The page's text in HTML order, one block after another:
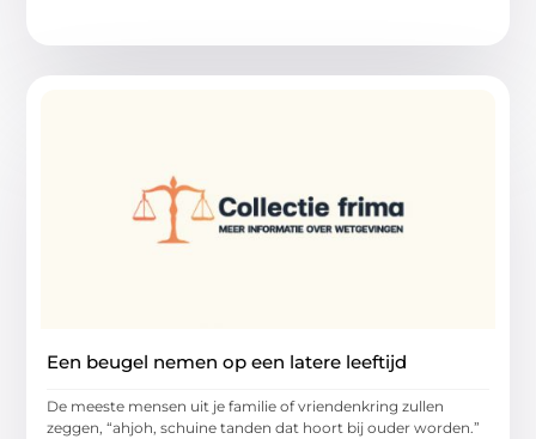
Een beugel nemen op een latere leeftijd
De meeste mensen uit je familie of vriendenkring zullen
zeggen, “ahjoh, schuine tanden dat hoort bij ouder worden.”